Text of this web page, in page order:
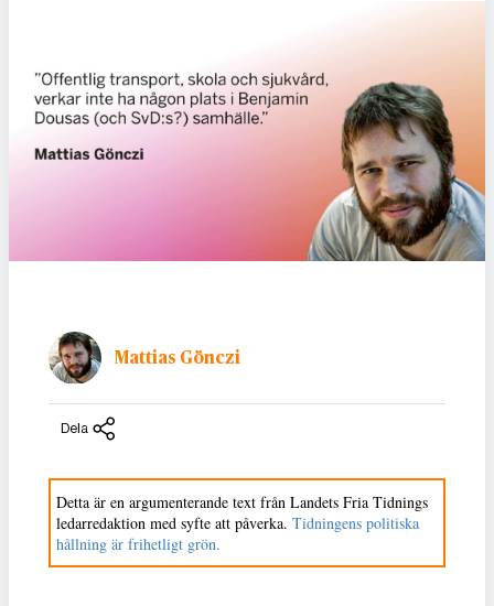
Mattias Gönczi
Dela
Detta är en argumenterande text från Landets Fria Tidnings
ledarredaktion med syfte att påverka. Tidningens politiska
hållning är frihetligt grön.